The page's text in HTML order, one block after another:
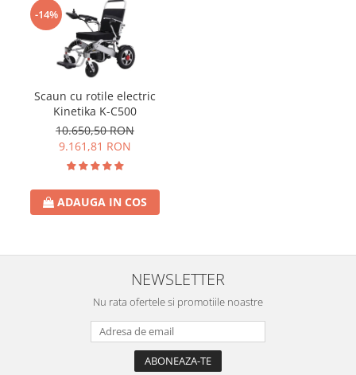
-14%
Scaun cu rotile electric
Kinetika K-C500
10.650,50 RON
9.161,81 RON
ADAUGA IN COS
NEWSLETTER
Nu rata ofertele si promotiile noastre